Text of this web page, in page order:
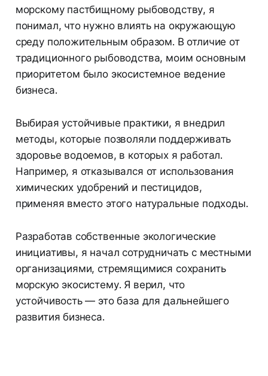
морскому пастбищному рыбоводству, я
понимал, что нужно влиять на окружающую
среду положительным образом. В отличие от
традиционного рыбоводства, моим основным
приоритетом было экосистемное ведение
бизнеса.
Выбирая устойчивые практики, я внедрил
методы, которые позволяли поддерживать
здоровье водоемов, в которых я работал.
Например, я отказывался от использования
химических удобрений и пестицидов,
применяя вместо этого натуральные подходы.
Разработав собственные экологические
инициативы, я начал сотрудничать с местными
организациями, стремящимися сохранить
морскую экосистему. Я верил, что
устойчивость — это база для дальнейшего
развития бизнеса.